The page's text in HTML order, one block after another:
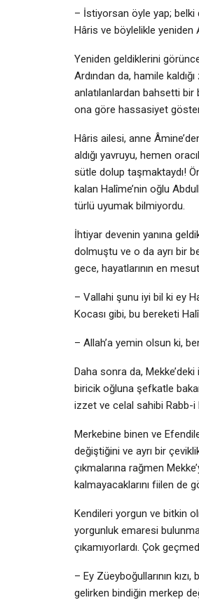
– İstiyorsan öyle yap; belki
Hâris ve böylelikle yeniden
Yeniden geldiklerini
Ardından da, hamile
anlatılanlardan bahsetti bir
ona göre hassasiyet
Hâris ailesi, anne
aldığı yavruyu, hemen
sütle dolup taşmaktaydı!
kalan Halîme’nin oğlu
türlü uyumak bilmiyordu.
İhtiyar devenin yanına
dolmuştu ve o da ayrı bir
gece, hayatlarının en
– Vallahi şunu iyi bil ki ey
Kocası gibi, bu bereketi
– Allah’a yemin olsun ki,
Daha sonra da,
biricik oğluna şefkatle
izzet ve celal sahibi Rabb-i
Merkebine binen ve
değiştiğini ve ayrı bir
çıkmalarına rağmen
kalmayacaklarını fiilen de
Kendileri yorgun ve bitkin
yorgunluk emaresi
çıkamıyorlardı. Çok
– Ey Züeyboğullarının
gelirken bindiğin merkep